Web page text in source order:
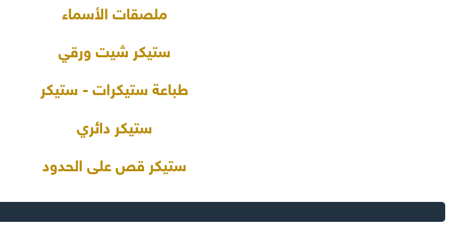
ملصقات الأسماء
ستيكر شيت ورقي
طباعة ستيكرات - ستيكر
ستيكر دائري
ستيكر قص على الحدود